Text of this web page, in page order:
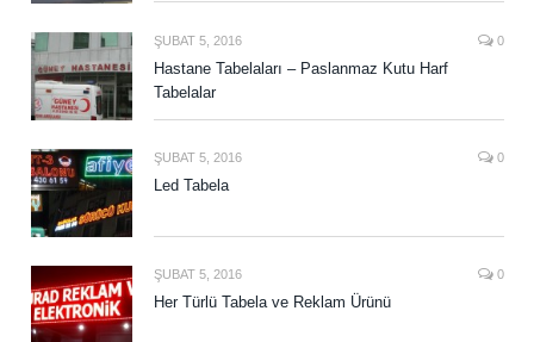
ŞUBAT 5, 2016 0
Hastane Tabelaları – Paslanmaz Kutu Harf
Tabelalar
ŞUBAT 5, 2016 0
Led Tabela
ŞUBAT 5, 2016 0
Her Türlü Tabela ve Reklam Ürünü